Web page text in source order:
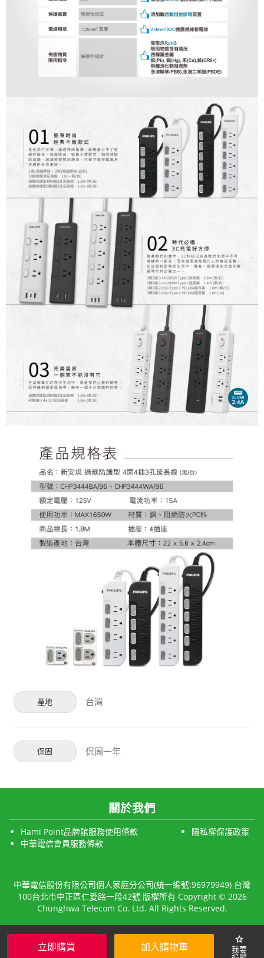
立即購買 加入購物車
star
產地 台灣
保固 保固一年
關於我們
Hami Point品牌館服務使用條款
隱私權保護政策
中華電信會員服務條款
中華電信股份有限公司個人家庭分公司(統一編號:96979949) 台灣
100台北市中正區仁愛路一段42號 版權所有 Copyright © 2026
Chunghwa Telecom Co. Ltd. All Rights Reserved.